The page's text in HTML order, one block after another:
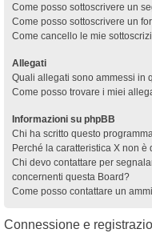
Come posso sottoscrivere un
Come posso sottoscrivere un
Come cancello le mie
Allegati
Quali allegati sono ammessi in
Come posso trovare i miei
Informazioni su phpBB
Chi ha scritto questo
Perché la caratteristica X non è
Chi devo contattare per
concernenti questa Board?
Come posso contattare un
Connessione e